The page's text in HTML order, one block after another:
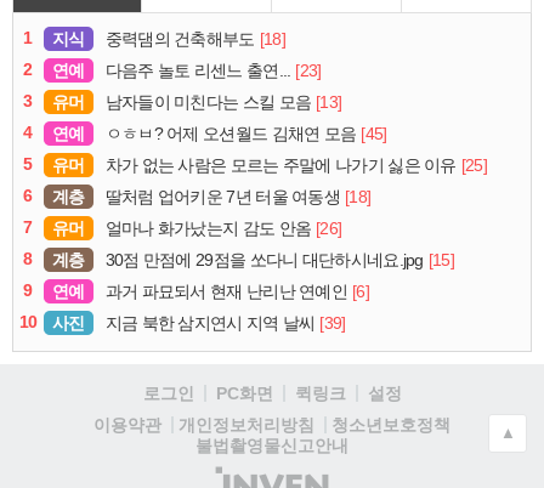
1 지식 중력댐의 건축해부도 [18]
2
연예 다음주 놀토 리센느 출연... [23]
3
유머 남자들이 미친다는 스킬 모음 [13]
4
연예 ㅇㅎㅂ? 어제 오션월드 김채연 모음 [45]
5
유머 차가 없는 사람은 모르는 주말에 나가기 싫은 이유 [25]
6
계층 딸처럼 업어키운 7년 터울 여동생 [18]
7
유머 얼마나 화가났는지 감도 안옴 [26]
8
계층 30점 만점에 29점을 쏘다니 대단하시네요.jpg [15]
9
연예 과거 파묘되서 현재 난리난 연예인 [6]
10
사진 지금 북한 삼지연시 지역 날씨 [39]
로그인 PC화면 퀵링크
설정
이용약관
개인정보처리방침
청소년보호정책
불법촬영물신고안내
(주)
▲